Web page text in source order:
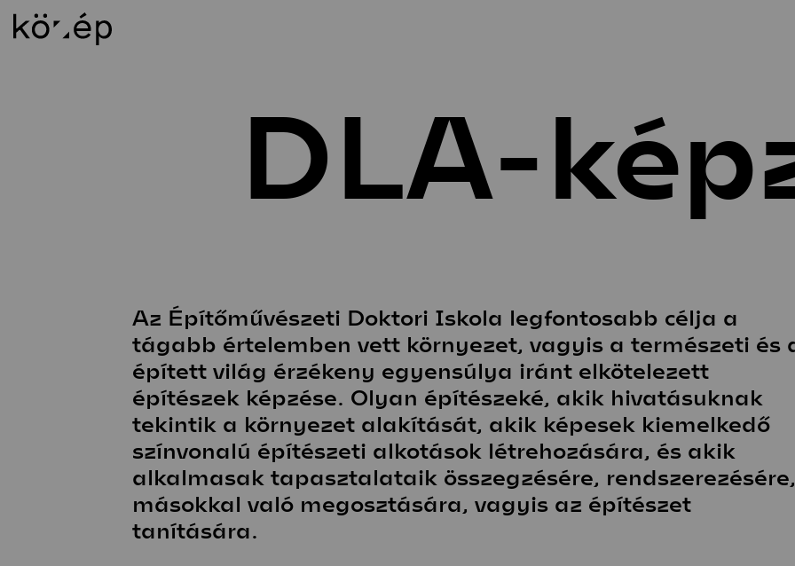
Oktatás
Osztatlan képzés
BSc-képzés
Alkotás
Hallgatói tervek
Művészeti TDK
Építészet és
emlékezet
Stúdió
Hírek
Fenntartható
közösségek
DLA-
Az Építőművészeti Doktori Iskola legfontosabb célja a
tágabb értelemben vett környezet, vagyis a természeti és
épített világ érzékeny egyensúlya iránt elkötelezett
építészek képzése. Olyan építészeké, akik hivatásuknak
tekintik a környezet alakítását, akik képesek kiemelkedő
színvonalú építészeti alkotások létrehozására, és akik
alkalmasak tapasztalataik összegzésére,
másokkal való megosztására, vagyis az építészet
tanítására.